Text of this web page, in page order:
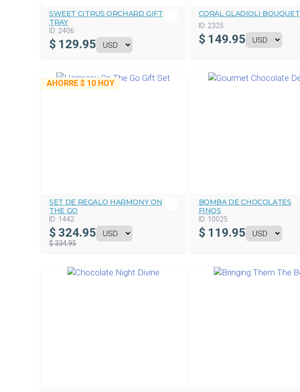
SWEET CITRUS ORCHARD GIFT
TRAY
ID: 2406
$ 129.95
CORAL GLADIOLI BOUQUET
ID: 2325
$ 149.95
AHORRE $ 10 HOY
SET DE REGALO HARMONY ON
THE GO
ID: 1442
$ 324.95
$ 334.95
BOMBA DE CHOCOLATES
FINOS
ID: 10025
$ 119.95